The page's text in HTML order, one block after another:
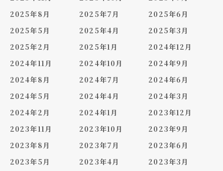
2025年8月
2025年7月
2025年6月
2025年5月
2025年4月
2025年3月
2025年2月
2025年1月
2024年12月
2024年11月
2024年10月
2024年9月
2024年8月
2024年7月
2024年6月
2024年5月
2024年4月
2024年3月
2024年2月
2024年1月
2023年12月
2023年11月
2023年10月
2023年9月
2023年8月
2023年7月
2023年6月
2023年5月
2023年4月
2023年3月